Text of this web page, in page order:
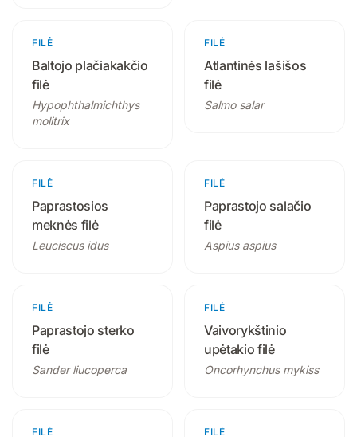
FILĖ
Baltojo plačiakakčio
filė
Hypophthalmichthys
molitrix
FILĖ
Atlantinės lašišos
filė
Salmo salar
FILĖ
Paprastosios
meknės filė
Leuciscus idus
FILĖ
Paprastojo salačio
filė
Aspius aspius
FILĖ
Paprastojo sterko
filė
Sander liucoperca
FILĖ
Vaivorykštinio
upėtakio filė
Oncorhynchus mykiss
FILĖ FILĖ